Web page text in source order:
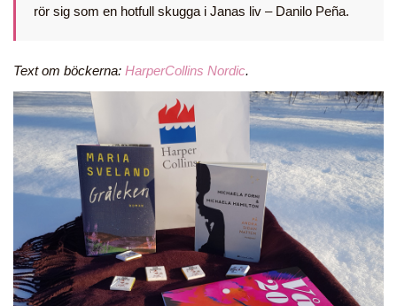
rör sig som en hotfull skugga i Janas liv – Danilo Peña.
Text om böckerna: HarperCollins Nordic.